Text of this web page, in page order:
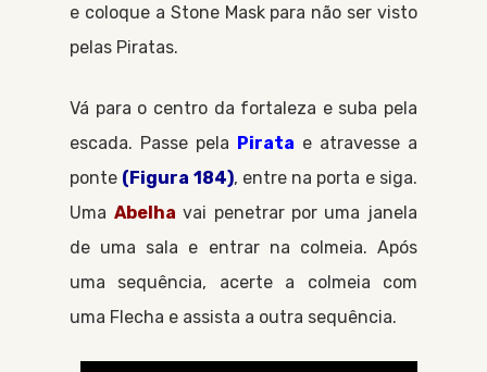
e coloque a Stone Maskpara não ser visto
pelas Piratas.
Vá para o centro da fortaleza e suba pela
escada. Passe pela Pirata e atravesse a
ponte (Figura 184), entre na porta e siga.
Uma Abelha vai penetrar por uma janela
de uma sala e entrar na colmeia. Após
uma sequência, acerte a colmeia com
uma Flecha e assista a outra sequência.